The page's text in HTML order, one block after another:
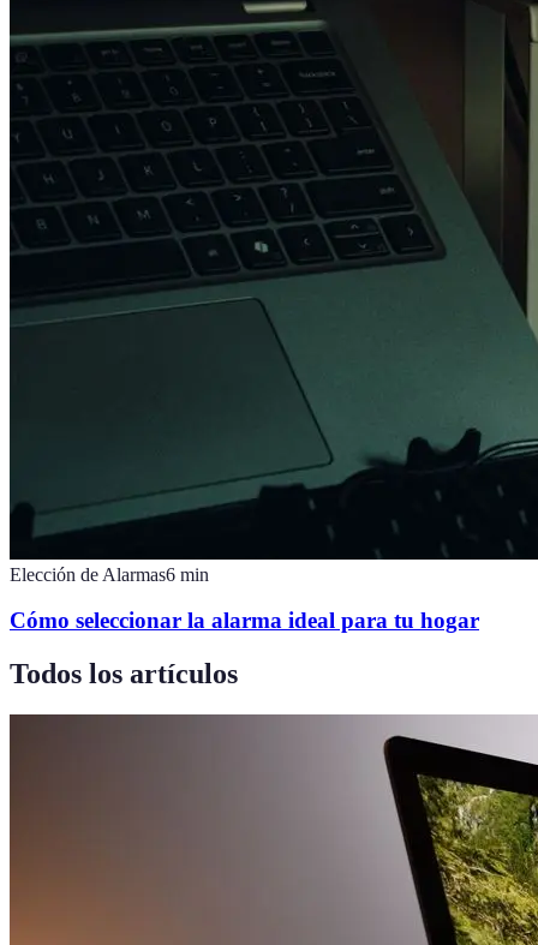
Elección de Alarmas6 min
Cómo seleccionar la alarma ideal para tu hogar
Todos los artículos